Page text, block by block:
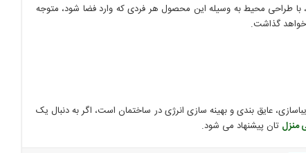
با طراحی محیط به وسیله این محصول هر فردی که وارد فضا شود، متوجه
گذاشت.
عایق بندی و بهینه سازی انرژی در ساختمان است، اگر به دنبال یک
منزل تان پیشنهاد می شود.